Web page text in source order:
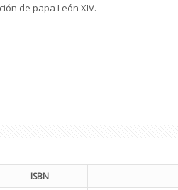
de papa León XIV.
ISBN